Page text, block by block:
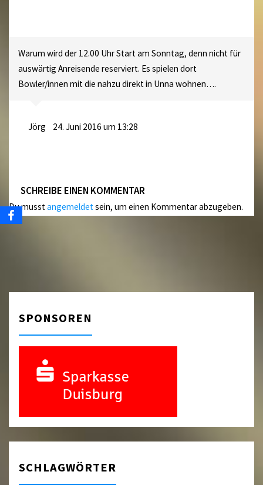
Warum wird der 12.00 Uhr Start am Sonntag, denn nicht für
auswärtig Anreisende reserviert. Es spielen dort
Bowler/innen mit die nahzu direkt in Unna wohnen….
Jörg 24. Juni 2016 um 13:28
SCHREIBE EINEN KOMMENTAR
Du musstangemeldetsein, um einen Kommentar abzugeben.
SPONSOREN
SCHLAGWÖRTER